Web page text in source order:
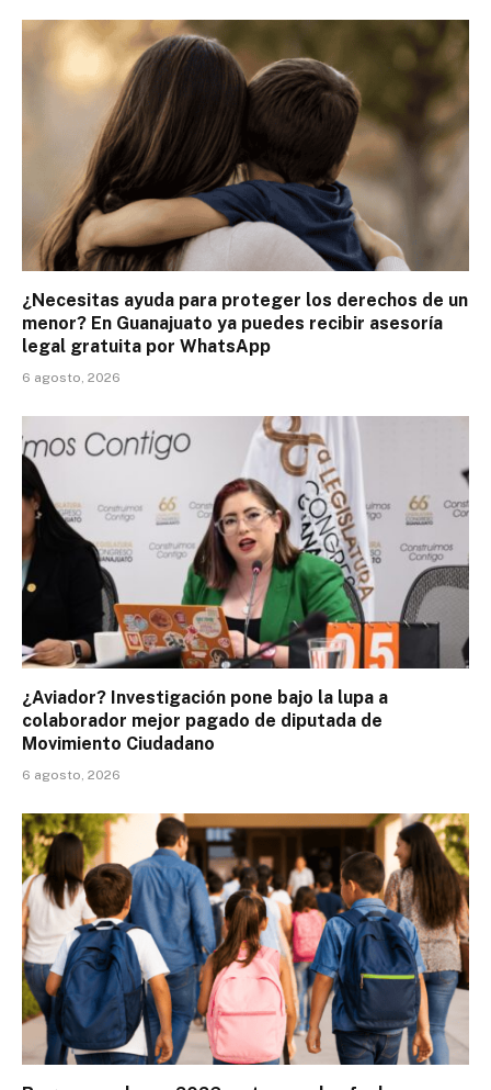
¿Necesitas ayuda para proteger los derechos de un
menor? En Guanajuato ya puedes recibir asesoría
legal gratuita por WhatsApp
6 agosto, 2026
¿Aviador? Investigación pone bajo la lupa a
colaborador mejor pagado de diputada de
Movimiento Ciudadano
6 agosto, 2026